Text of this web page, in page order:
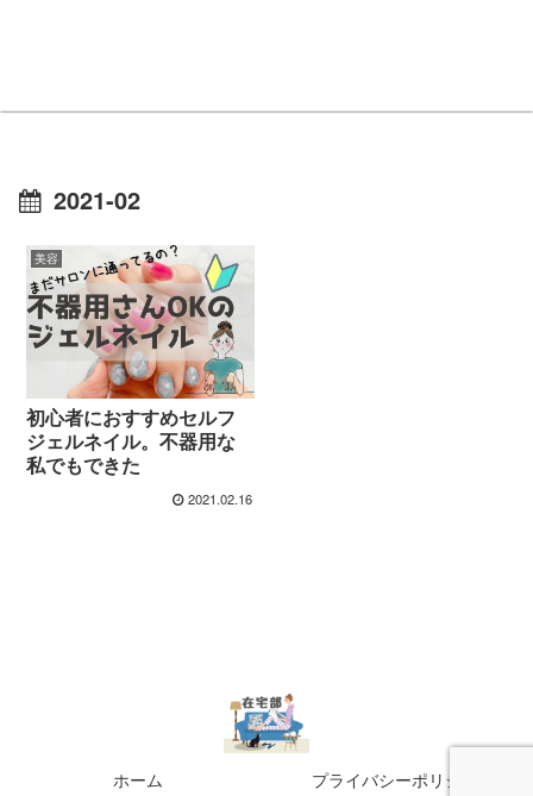
2021-02
美容
初心者におすすめセルフ
ジェルネイル。不器用な
私でもできた
2021.02.16
ホーム プライバシーポリシー